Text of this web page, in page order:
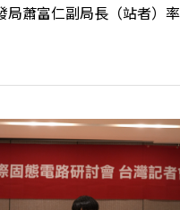
局蕭富仁副局長（站者）